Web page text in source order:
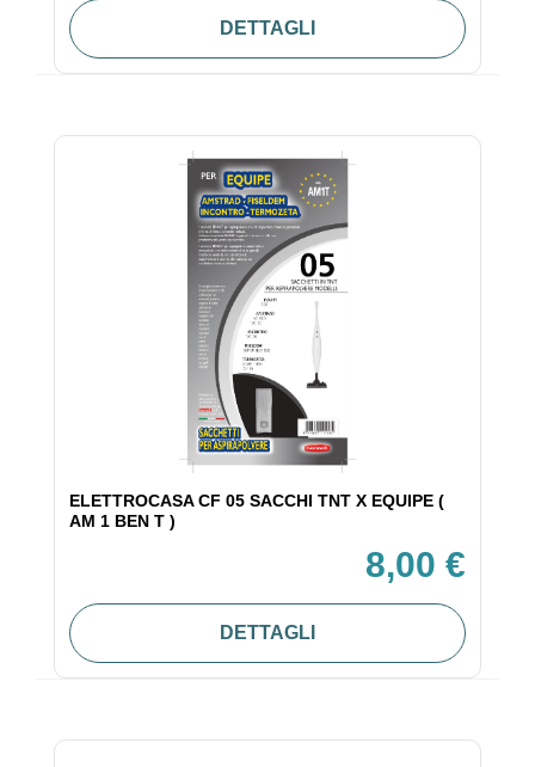
DETTAGLI
ELETTROCASA CF 05 SACCHI TNT X EQUIPE (
AM 1 BEN T )
8,00 €
DETTAGLI